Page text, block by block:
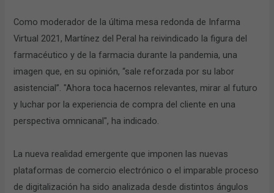
Como moderador de la última mesa redonda de Infarma
Virtual 2021, Martínez del Peral ha reivindicado la figura del
farmacéutico y de la farmacia durante la pandemia, una
imagen que, en su opinión, “sale reforzada por su labor
asistencial”. "Ahora toca hacernos relevantes, mirar al futuro
y luchar por la experiencia de compra del cliente en una
perspectiva omnicanal", ha indicado.
La nueva realidad emergente que imponen las nuevas
plataformas de comercio electrónico o el imparable proceso
de digitalización ha sido analizada desde distintos ángulos